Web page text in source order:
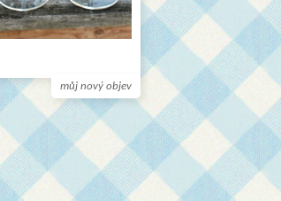
můj nový objev